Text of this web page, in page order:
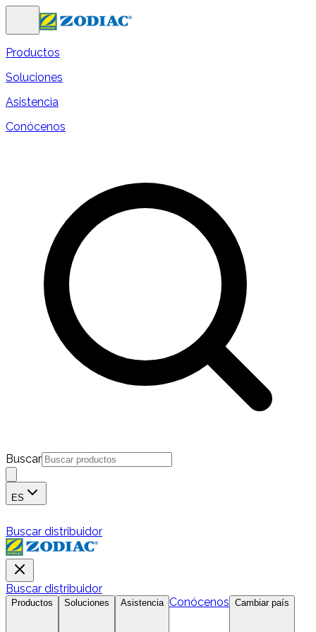
Productos
Soluciones
Asistencia
Conócenos
Buscar
ES
Buscar distribuidor
Buscar distribuidor
Productos Soluciones Asistencia Conócenos Cambiar país